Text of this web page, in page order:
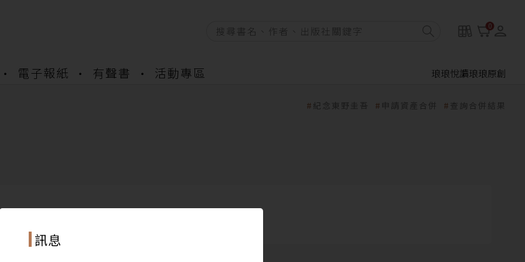
0
電子報紙 有聲書 活動專區 琅琅悅讀琅琅原創
訊息
合併結果查詢
紀念東野圭吾 申請資產合併 查詢合併結果